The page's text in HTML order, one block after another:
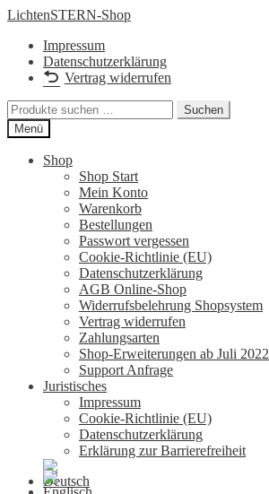
Zur
springen
Zum
springen
LichtenSTERN-Shop
Impressum
Datenschutzerklärung
Vertrag widerrufen
Suchen
nach:
Suchen
Menü
Shop
Shop Start
Mein Konto
Warenkorb
Bestellungen
Passwort vergessen
Cookie-Richtlinie (EU)
Datenschutzerklärung
AGB Online-Shop
Widerrufsbelehrung Shopsystem
Vertrag widerrufen
Zahlungsarten
Shop-Erweiterungen ab Juli 2022
Support Anfrage
Juristisches
Impressum
Cookie-Richtlinie (EU)
Datenschutzerklärung
Erklärung zur Barrierefreiheit